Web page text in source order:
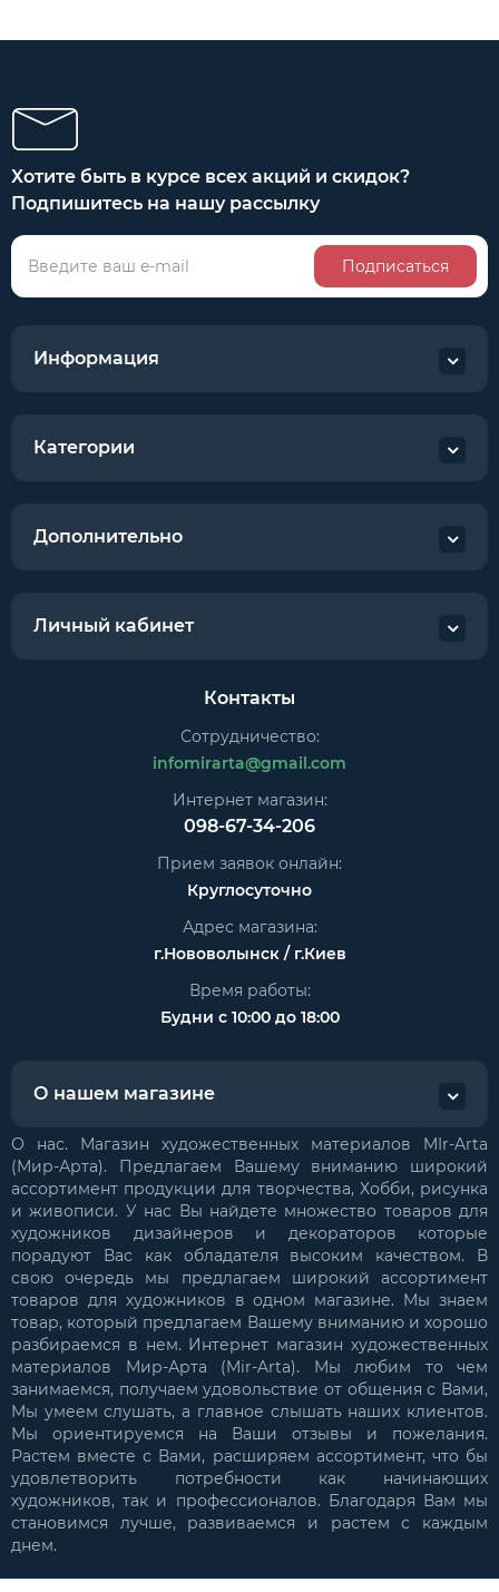
Хотите быть в курсе всех акций и скидок?
Подпишитесь на нашу рассылку
Подписаться
Информация
Категории
Дополнительно
Личный кабинет
Контакты
Сотрудничество:
infomirarta@gmail.com
Интернет магазин:
098-67-34-206
Прием заявок онлайн:
Круглосуточно
Адрес магазина:
г.Нововолынск / г.Киев
Время работы:
Будни с 10:00 до 18:00
О нашем магазине
О нас. Магазин художественных материалов MIr-Arta
(Мир-Арта). Предлагаем Вашему вниманию широкий
ассортимент продукции для творчества, Хобби, рисунка
и живописи. У нас Вы найдете множество товаров для
художников дизайнеров и декораторов которые
порадуют Вас как обладателя высоким качеством. В
свою очередь мы предлагаем широкий ассортимент
товаров для художников в одном магазине. Мы знаем
товар, который предлагаем Вашему вниманию и хорошо
разбираемся в нем. Интернет магазин художественных
материалов Мир-Арта (Mir-Arta). Мы любим то чем
занимаемся, получаем удовольствие от общения с Вами,
Мы умеем слушать, а главное слышать наших клиентов.
Мы ориентируемся на Ваши отзывы и пожелания.
Растем вместе с Вами, расширяем ассортимент, что бы
удовлетворить потребности как начинающих
художников, так и профессионалов. Благодаря Вам мы
становимся лучше, развиваемся и растем с каждым
днем.